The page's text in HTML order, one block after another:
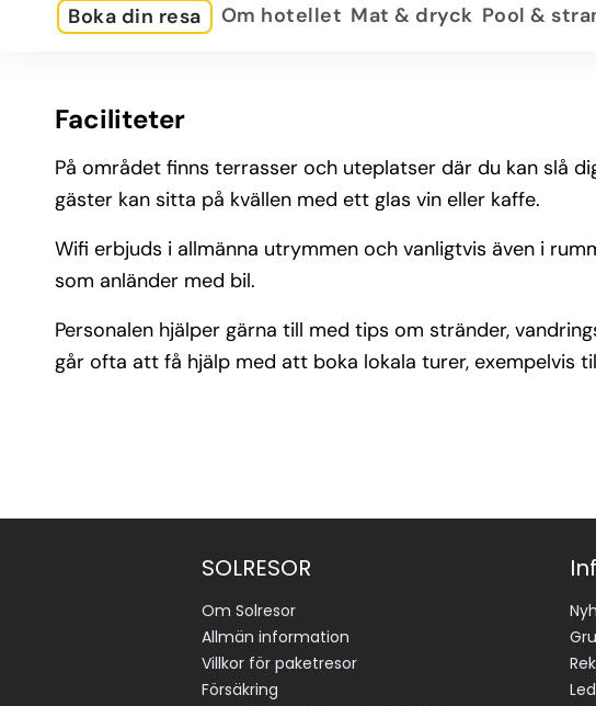
Boka din resa Om hotellet Mat & dryck Pool &
Faciliteter
På området finns terrasser och uteplatser där du kan slå
gäster kan sitta på kvällen med ett glas vin eller kaffe.
Wifi erbjuds i allmänna utrymmen och vanligtvis även i
som anländer med bil.
Personalen hjälper gärna till med tips om stränder,
går ofta att få hjälp med att boka lokala turer, exempelvis
SOLRESOR
Om Solresor
Allmän information
Villkor för paketresor
Försäkring